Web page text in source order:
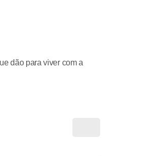
dão para viver com a